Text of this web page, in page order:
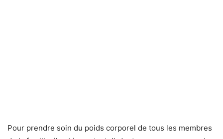
Pour prendre soin du poids corporel de tous les membres